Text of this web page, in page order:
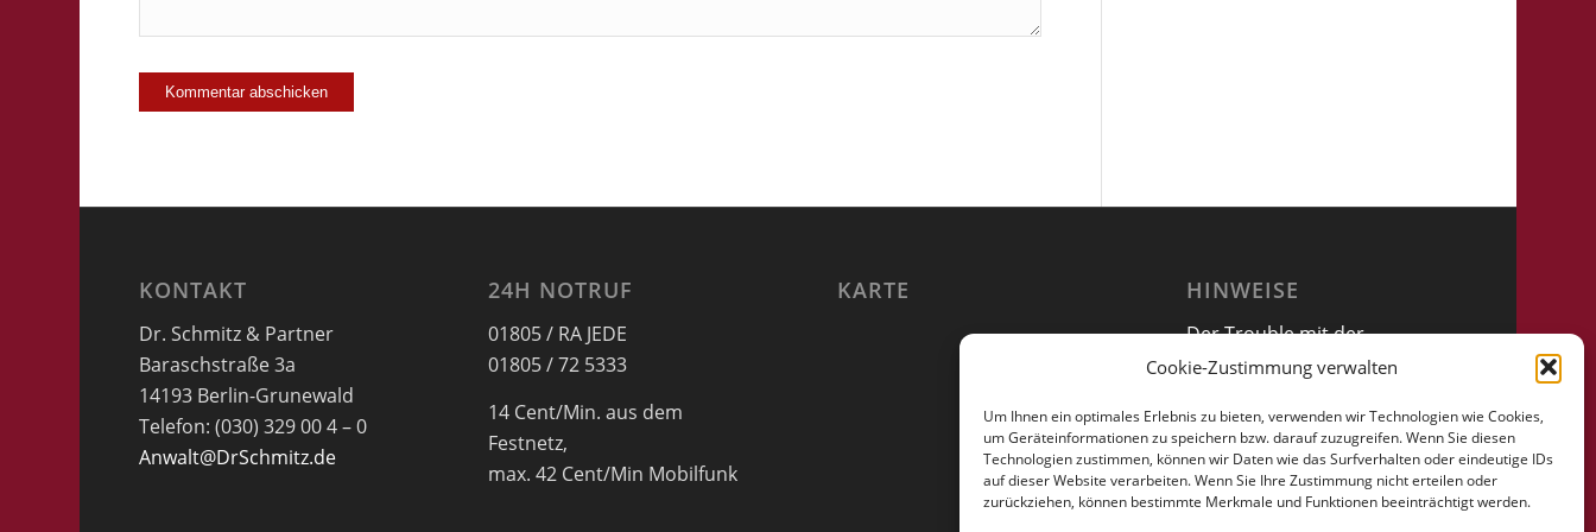
Cookie-Zustimmung verwalten
Um Ihnen ein optimales Erlebnis zu bieten, verwenden wir Technologien wie Cookies,
um Geräteinformationen zu speichern bzw. darauf zuzugreifen. Wenn Sie diesen
Technologien zustimmen, können wir Daten wie das Surfverhalten oder eindeutige IDs
auf dieser Website verarbeiten. Wenn Sie Ihre Zustimmung nicht erteilen oder
zurückziehen, können bestimmte Merkmale und Funktionen beeinträchtigt werden.
KONTAKT
Dr. Schmitz & Partner
Baraschstraße 3a
14193 Berlin-Grunewald
Telefon: (030) 329 00 4 – 0
Anwalt@DrSchmitz.de
24H NOTRUF
01805 / RA JEDE
01805 / 72 5333
14 Cent/Min. aus dem
Festnetz,
max. 42 Cent/Min Mobilfunk
KARTE HINWEISE
Der Trouble mit der
Vollmacht